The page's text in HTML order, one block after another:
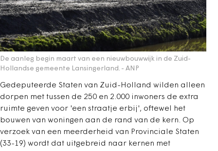
De aanleg begin maart van een nieuwbouwwijk in de Zuid-
Hollandse gemeente Lansingerland. - ANP
Gedeputeerde Staten van Zuid-Holland wilden alleen
dorpen met tussen de 250 en 2.000 inwoners de extra
ruimte geven voor 'een straatje erbij', oftewel het
bouwen van woningen aan de rand van de kern. Op
verzoek van een meerderheid van Provinciale Staten
(33-19) wordt dat uitgebreid naar kernen met